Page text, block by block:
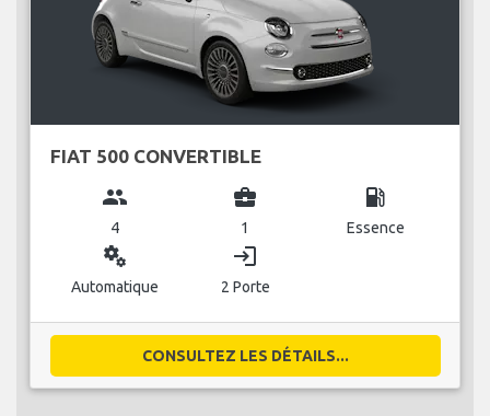
FIAT 500 CONVERTIBLE
group
4
business_center
1
local_gas_station
Essence
miscellaneous_services
Automatique
login
2 Porte
CONSULTEZ LES DÉTAILS...